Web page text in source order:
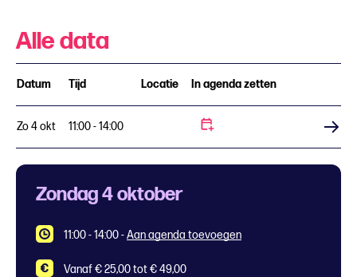
Alle data
Datum Tijd Locatie In agenda zetten
Zo 4 okt 11:00 - 14:00
Zondag 4 oktober
11:00 - 14:00-Aan agenda toevoegen
Vanaf € 25,00 tot € 49,00